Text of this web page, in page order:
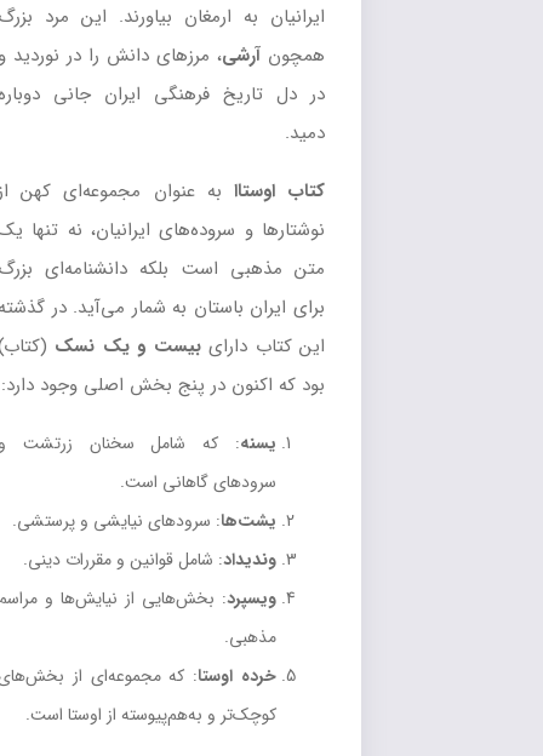
ایرانیان به ارمغان بیاورند. این مرد بزرگ
همچونآرشی، مرزهای دانش را در نوردید و
در دل تاریخ فرهنگی ایران جانی دوباره
کتاب اوستاابه عنوان مجموعه‌ای کهن از
نوشتارها و سروده‌های ایرانیان، نه تنها یک
متن مذهبی است بلکه دانشنامه‌ای بزرگ
برای ایران باستان به شمار می‌آید. در گذشته
این کتاب دارایبیست و یک نسک(کتاب)
بود که اکنون در پنج بخش اصلی وجود دارد:
: که شامل سخنان زرتشت و
سرودهای گاهانی است.
یشت‌ها : سرودهای نیایشی و پرستشی.
وندیداد : شامل قوانین و مقررات دینی.
ویسپرد: بخش‌هایی از نیایش‌ها و مراسم
خرده اوستا: که مجموعه‌ای از بخش‌های
کوچک‌تر و به‌هم‌پیوسته از اوستا است.